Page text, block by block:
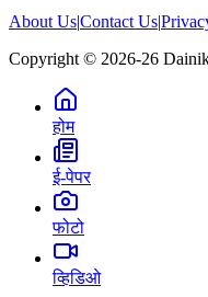
About Us|Contact Us|
Copyright © 2026-26
होम
ई-पेपर
फोटो
व्हिडिओ